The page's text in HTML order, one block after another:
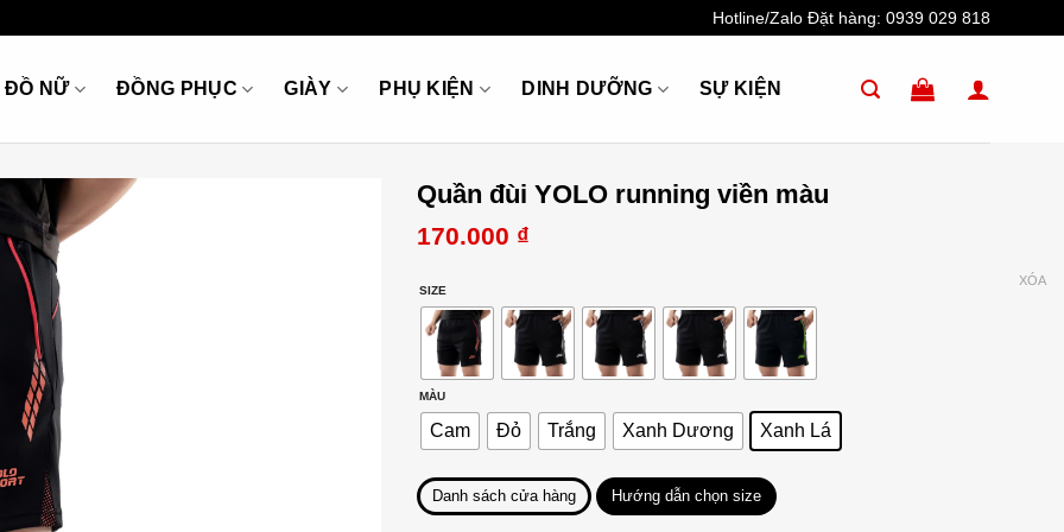
Hotline/Zalo Đặt hàng: 0939 029 818
ĐỒ NỮ ĐỒNG PHỤC GIÀY PHỤ KIỆN DINH DƯỠNG SỰ KIỆN
Quần đùi YOLO running viền màu
170.000 ₫
SIZE
MÀU
Cam Đỏ Trắng Xanh Dương Xanh Lá
XÓA
Danh sách cửa hàng Hướng dẫn chọn size